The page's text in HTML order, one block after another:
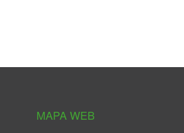
MAPA WEB